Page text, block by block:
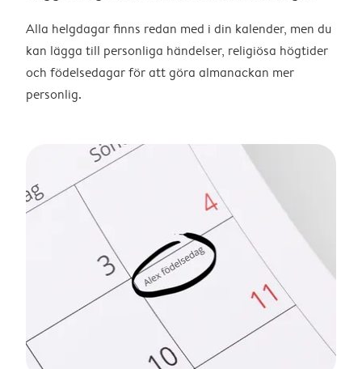
Alla helgdagar finns redan med i din kalender, men du
kan lägga till personliga händelser, religiösa högtider
och födelsedagar för att göra almanackan mer
personlig.